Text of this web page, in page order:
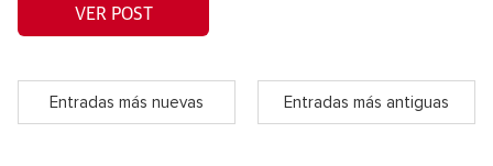
VER POST
Entradas más nuevas Entradas más antiguas